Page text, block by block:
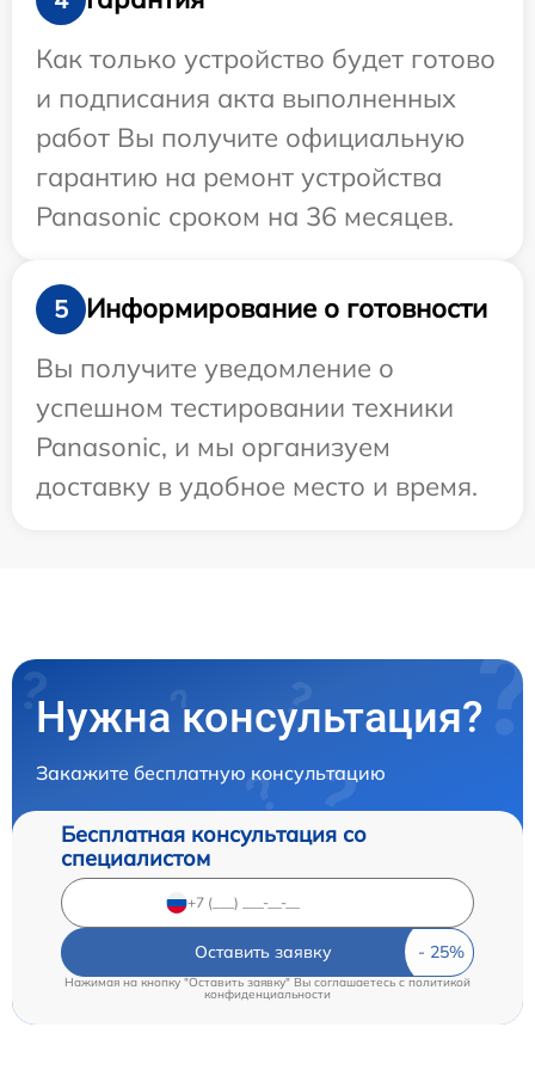
Как только устройство будет готово
и подписания акта выполненных
работ Вы получите официальную
гарантию на ремонт устройства
Panasonic сроком на 36 месяцев.
5
Информирование о готовности
Вы получите уведомление о
успешном тестировании техники
Panasonic, и мы организуем
доставку в удобное место и время.
Нужна консультация?
Закажите бесплатную консультацию
Бесплатная консультация со
специалистом
Оставить заявку
Нажимая на кнопку "Оставить заявку" Вы соглашаетесь cполитикой
конфиденциальности